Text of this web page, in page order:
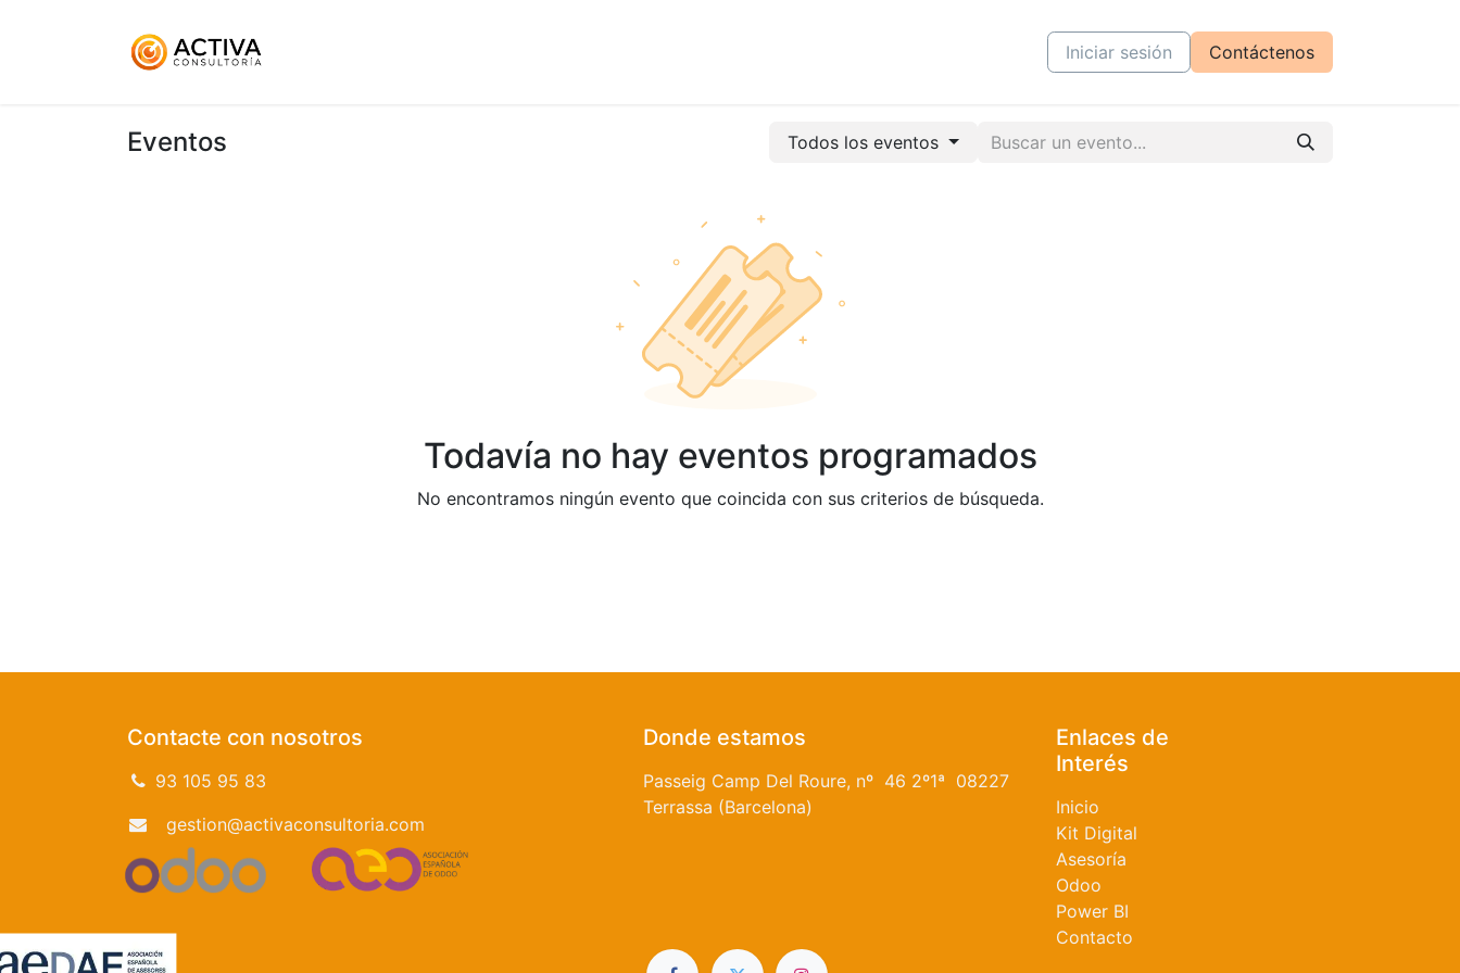
CursosIniciar sesión Contáctenos
Eventos Todos los eventos
Todavía no hay eventos programados
No encontramos ningún evento que coincida con sus criterios de búsqueda.
Contacte con nosotros
93 105 95 83
gestion@activaconsultoria.com
Donde estamos
Passeig Camp Del Roure, nº 46 2º1ª 08227
Terrassa (Barcelona)
Enlaces de
Interés
Inicio
Kit Digital
Asesoría
Odoo
Power BI
Contacto